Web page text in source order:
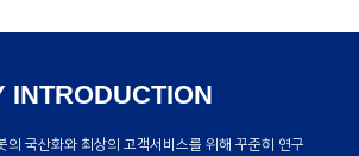
INTRODUCTION
의 국산화와 최상의 고객서비스를 위해 꾸준히 연구